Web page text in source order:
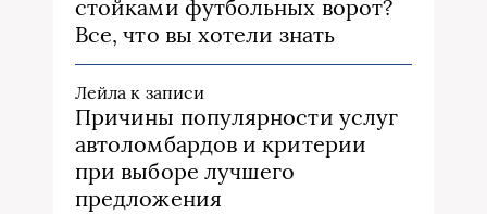
стойками футбольных ворот?
Все, что вы хотели знать
Лейла к записи
Причины популярности услуг
автоломбардов и критерии
при выборе лучшего
предложения